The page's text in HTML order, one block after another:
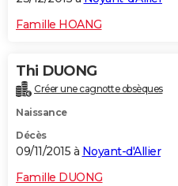
Famille HOANG
Thi DUONG
Créer une cagnotte obsèques
Naissance
Décès
09/11/2015 à Noyant-d'Allier
Famille DUONG